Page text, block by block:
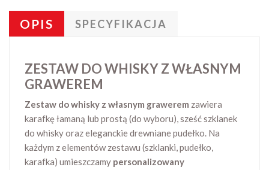
OPIS SPECYFIKACJA
ZESTAW DO WHISKY Z WŁASNYM
GRAWEREM
Zestaw do whisky z własnym grawerem zawiera
karafkę łamaną lub prostą (do wyboru), sześć szklanek
do whisky oraz eleganckie drewniane pudełko. Na
każdym z elementów zestawu (szklanki, pudełko,
karafka) umieszczamy personalizowany